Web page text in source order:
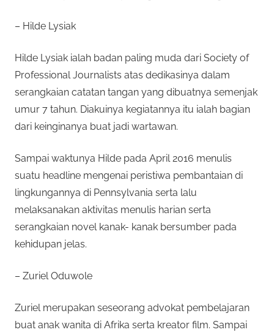
– Hilde Lysiak
Hilde Lysiak ialah badan paling muda dari Society of
Professional Journalists atas dedikasinya dalam
serangkaian catatan tangan yang dibuatnya semenjak
umur 7 tahun. Diakuinya kegiatannya itu ialah bagian
dari keinginanya buat jadi wartawan.
Sampai waktunya Hilde pada April 2016 menulis
suatu headline mengenai peristiwa pembantaian di
lingkungannya di Pennsylvania serta lalu
melaksanakan aktivitas menulis harian serta
serangkaian novel kanak- kanak bersumber pada
kehidupan jelas.
– Zuriel Oduwole
Zuriel merupakan seseorang advokat pembelajaran
buat anak wanita di Afrika serta kreator film. Sampai